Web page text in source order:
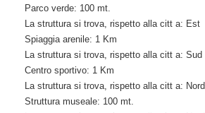
Parco verde: 100 mt.
La struttura si trova, rispetto alla citt a: Est
Spiaggia arenile: 1 Km
La struttura si trova, rispetto alla citt a: Sud
Centro sportivo: 1 Km
La struttura si trova, rispetto alla citt a: Nord
Struttura museale: 100 mt.